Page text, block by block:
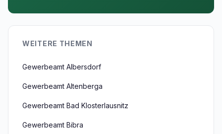
WEITERE THEMEN
Gewerbeamt Albersdorf
Gewerbeamt Altenberga
Gewerbeamt Bad Klosterlausnitz
Gewerbeamt Bibra